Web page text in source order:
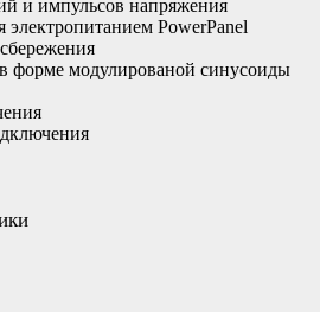
и импульсов напряжения
PowerPanel
форме модулированой синусоиды